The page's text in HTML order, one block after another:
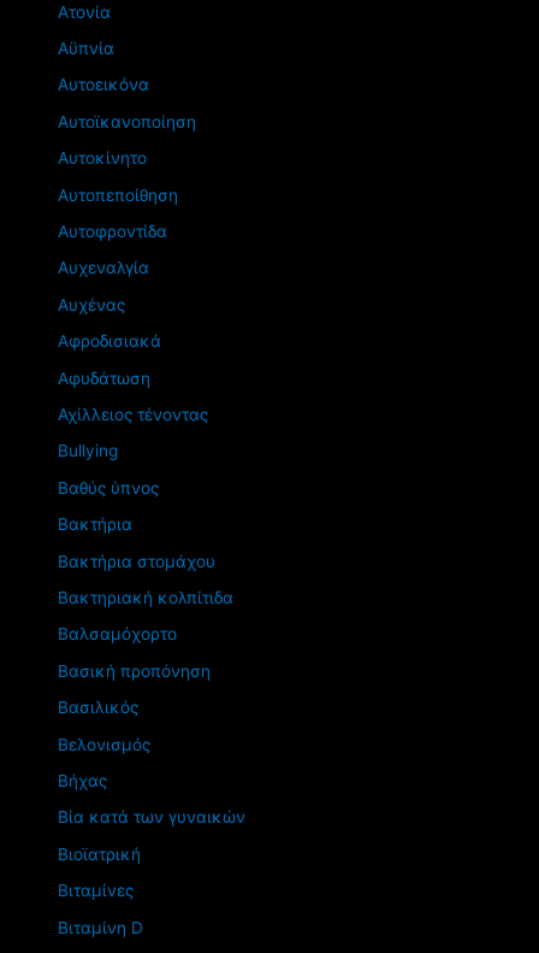
Ατονία
Αϋπνία
Αυτοεικόνα
Αυτοϊκανοποίηση
Αυτοκίνητο
Αυτοπεποίθηση
Αυτοφροντίδα
Αυχεναλγία
Αυχένας
Αφροδισιακά
Αφυδάτωση
Αχίλλειος τένοντας
Βullying
Βαθύς ύπνος
Βακτήρια
Βακτήρια στομάχου
Βακτηριακή κολπίτιδα
Βαλσαμόχορτο
Βασική προπόνηση
Βασιλικός
Βελονισμός
Βήχας
Βία κατά των γυναικών
Βιοϊατρική
Βιταμίνες
Βιταμίνη D